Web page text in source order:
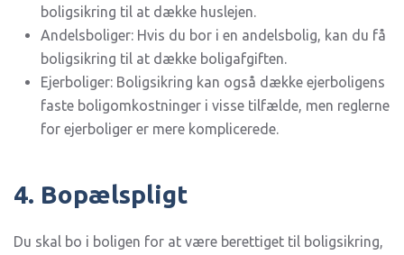
boligsikring til at dække huslejen.
Andelsboliger: Hvis du bor i en andelsbolig, kan du få
boligsikring til at dække boligafgiften.
Ejerboliger: Boligsikring kan også dække ejerboligens
faste boligomkostninger i visse tilfælde, men reglerne
for ejerboliger er mere komplicerede.
4. Bopælspligt
Du skal bo i boligen for at være berettiget til boligsikring,